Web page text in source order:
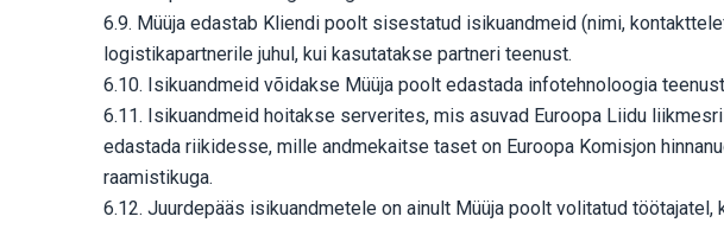
6.9. Müüja edastab Kliendi poolt sisestatud isikuandmeid (nimi,
logistikapartnerile juhul, kui kasutatakse partneri teenust.
6.10. Isikuandmeid võidakse Müüja poolt edastada infotehnoloogia
6.11. Isikuandmeid hoitakse serverites, mis asuvad Euroopa Liidu
edastada riikidesse, mille andmekaitse taset on Euroopa Komisjon
raamistikuga.
6.12. Juurdepääs isikuandmetele on ainult Müüja poolt volitatud